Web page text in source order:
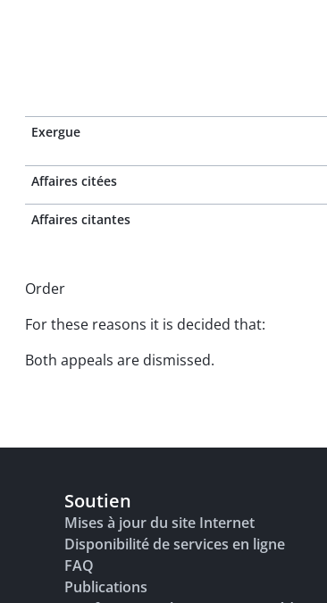
Exergue
Affaires citées
Affaires citantes
Order
For these reasons it is decided that:
Both appeals are dismissed.
Soutien
Mises à jour du site Internet
Disponibilité de services en ligne
FAQ
Publications